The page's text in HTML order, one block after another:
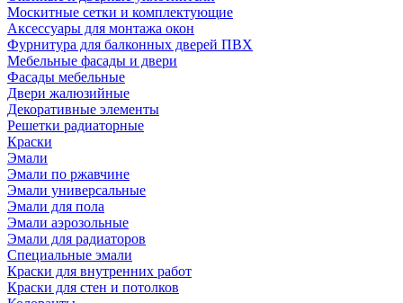
Москитные сетки и комплектующие
Аксессуары для монтажа окон
Фурнитура для балконных дверей ПВХ
Мебельные фасады и двери
Фасады мебельные
Двери жалюзийные
Декоративные элементы
Решетки радиаторные
Краски
Эмали
Эмали по ржавчине
Эмали универсальные
Эмали для пола
Эмали аэрозольные
Эмали для радиаторов
Специальные эмали
Краски для внутренних работ
Краски для стен и потолков